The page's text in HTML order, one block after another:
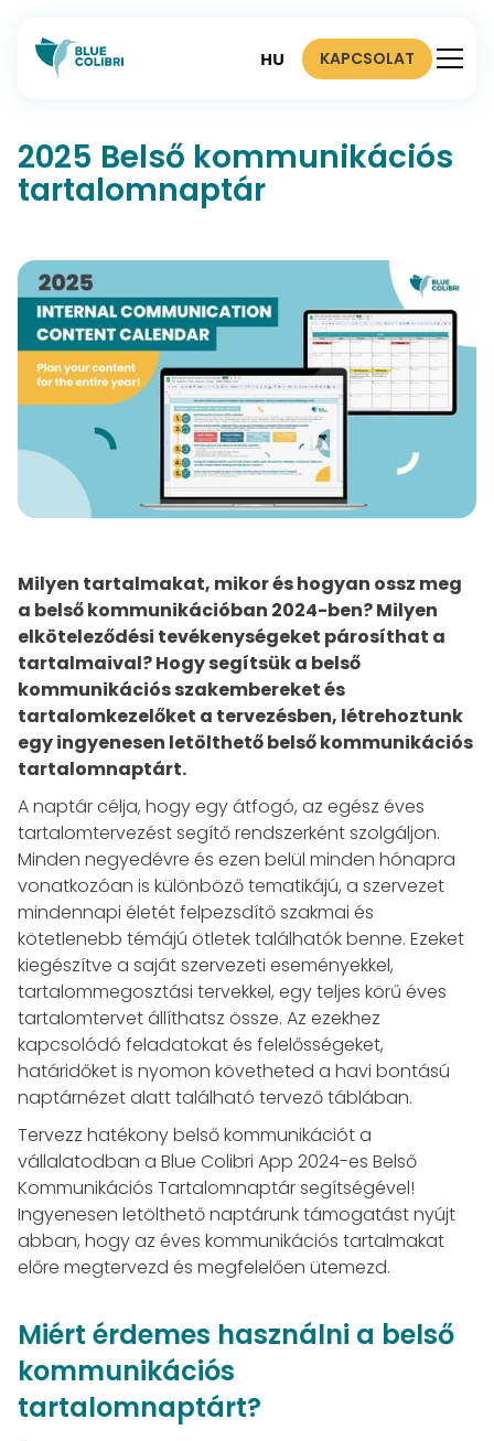
HU KAPCSOLAT
2025 Belső kommunikációs
tartalomnaptár
Milyen tartalmakat, mikor és hogyan ossz meg
a belső kommunikációban 2024-ben? Milyen
elköteleződési tevékenységeket párosíthat a
tartalmaival? Hogy segítsük a belső
kommunikációs szakembereket és
tartalomkezelőket a tervezésben, létrehoztunk
egy ingyenesen letölthető belső kommunikációs
tartalomnaptárt.
A naptár célja, hogy egy átfogó, az egész éves
tartalomtervezést segítő rendszerként szolgáljon.
Minden negyedévre és ezen belül minden hónapra
vonatkozóan is különböző tematikájú, a szervezet
mindennapi életét felpezsdítő szakmai és
kötetlenebb témájú ötletek találhatók benne. Ezeket
kiegészítve a saját szervezeti eseményekkel,
tartalommegosztási tervekkel, egy teljes körű éves
tartalomtervet állíthatsz össze. Az ezekhez
kapcsolódó feladatokat és felelősségeket,
határidőket is nyomon követheted a havi bontású
naptárnézet alatt található tervező táblában.
Tervezz hatékony belső kommunikációt a
vállalatodban a Blue Colibri App 2024-es Belső
Kommunikációs Tartalomnaptár segítségével!
Ingyenesen letölthető naptárunk támogatást nyújt
abban, hogy az éves kommunikációs tartalmakat
előre megtervezd és megfelelően ütemezd.
Miért érdemes használni a belső
kommunikációs
tartalomnaptárt?